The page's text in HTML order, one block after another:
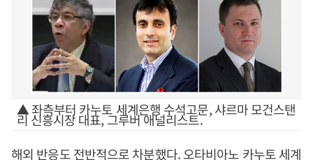
▲ 좌측부터 카누토 세계은행 수석고문, 샤르마 모건스탠
리 신흥시장 대표, 그루버 애널리스트.
해외 반응도 전반적으로 차분했다. 오타비아노 카누토 세계